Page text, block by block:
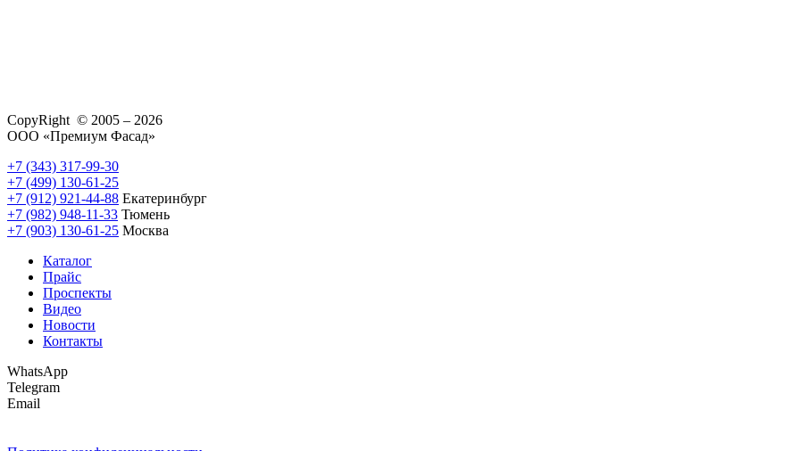
CopyRight © 2005 – 2026
ООО «Премиум Фасад»
+7 (343) 317-99-30
+7 (499) 130-61-25
+7 (912) 921-44-88 Екатеринбург
+7 (982) 948-11-33 Тюмень
+7 (903) 130-61-25 Москва
Каталог
Прайс
Проспекты
Видео
Новости
Контакты
WhatsApp
Telegram
Email